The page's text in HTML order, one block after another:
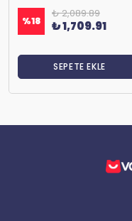
%18
₺ 2,089.89
₺ 1,709.91
SEPETE EKLE